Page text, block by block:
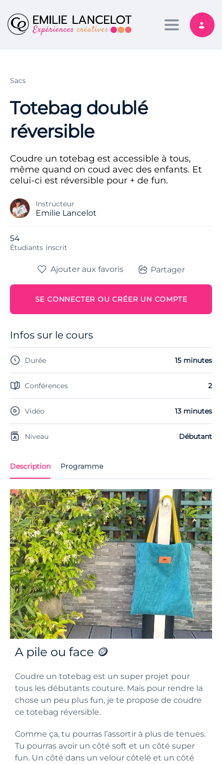
Toggle
Sacs
Totebag doublé
réversible
Coudre un totebag est accessible à tous,
même quand on coud avec des enfants. Et
celui-ci est réversible pour + de fun.
Instructeur
Emilie Lancelot
54
Étudiants Inscrit
Description Programme
A pile ou face 🪙
Coudre un totebag est un super projet pour
tous les débutants couture. Mais pour rendre la
chose un peu plus fun, je te propose de coudre
ce totebag réversible.
Comme ça, tu pourras l’assortir à plus de tenues.
Tu pourras avoir un côté soft et un côté super
fun. Un côté dans un velour côtelé et un côté
Ajouter aux favoris Partager
SE CONNECTER OU CRÉER UN COMPTE
Infos sur le cours
Durée 15 minutes
Conférences 2
Vidéo 13 minutes
Niveau Débutant